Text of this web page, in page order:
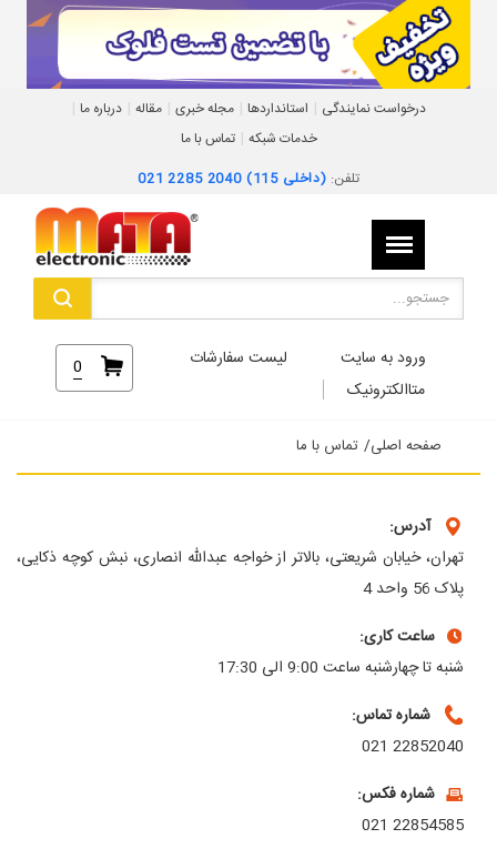
درخواست نمایندگی | استانداردها | مجله خبری | مقاله | درباره ما |
خدمات شبکه | تماس با ما
تلفن: 021 2285 2040 (داخلی 115)
ورود به سایت
متاالکترونیک
لیست سفارشات 0
صفحه اصلی/ تماس با ما
آدرس:
تهران، خیابان شریعتی، بالاتر از خواجه عبدالله انصاری، نبش کوچه ذکایی،
پلاک 56 واحد 4
ساعت کاری:
شنبه تا چهارشنبه ساعت 9:00 الی 17:30
شماره تماس:
22852040 021
شماره فکس:
22854585 021